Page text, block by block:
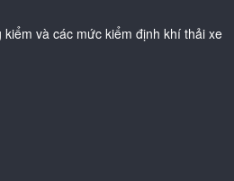
và các mức kiểm định khí thải xe